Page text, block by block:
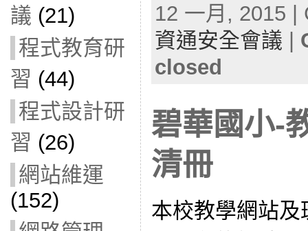
議 (21)
程式教育研
習 (44)
程式設計研
習 (26)
網站維運
(152)
12 一月, 2015
資通安全會議 |
closed
碧華國小-
清冊
本校教學網站